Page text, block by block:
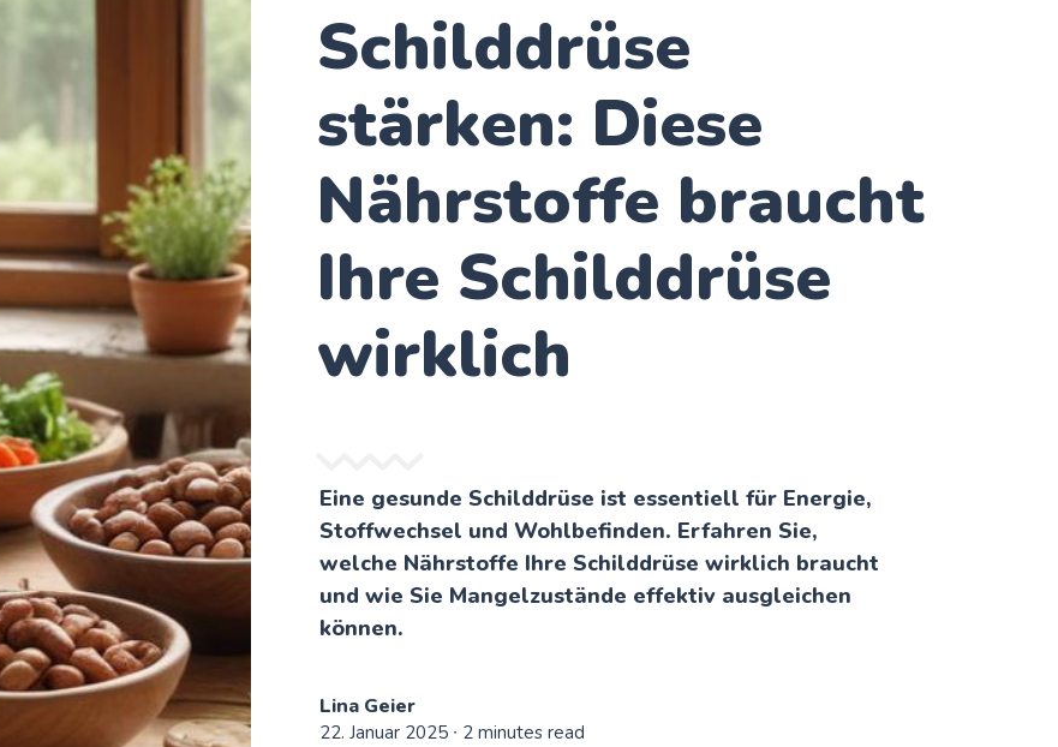
Schilddrüse
stärken: Diese
Nährstoffe braucht
Ihre Schilddrüse
wirklich
Eine gesunde Schilddrüse ist essentiell für Energie,
Stoffwechsel und Wohlbefinden. Erfahren Sie,
welche Nährstoffe Ihre Schilddrüse wirklich braucht
und wie Sie Mangelzustände effektiv ausgleichen
können.
Lina Geier
22. Januar 2025 ∙ 2 minutes read